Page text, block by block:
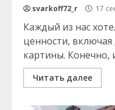
svarkoff72_r 17
Каждый из нас
ценности,
картины. Конечно,
Читать далее